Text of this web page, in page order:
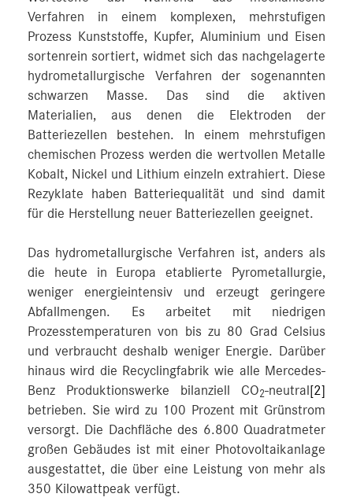
Verfahren in einem komplexen, mehrstufigen
Prozess Kunststoffe, Kupfer, Aluminium und Eisen
sortenrein sortiert, widmet sich das nachgelagerte
hydrometallurgische Verfahren der sogenannten
schwarzen Masse. Das sind die aktiven
Materialien, aus denen die Elektroden der
Batteriezellen bestehen. In einem mehrstufigen
chemischen Prozess werden die wertvollen Metalle
Kobalt, Nickel und Lithium einzeln extrahiert. Diese
Rezyklate haben Batteriequalität und sind damit
für die Herstellung neuer Batteriezellen geeignet.
Das hydrometallurgische Verfahren ist, anders als
die heute in Europa etablierte Pyrometallurgie,
weniger energieintensiv und erzeugt geringere
Abfallmengen. Es arbeitet mit niedrigen
Prozesstemperaturen von bis zu 80 Grad Celsius
und verbraucht deshalb weniger Energie. Darüber
hinaus wird die Recyclingfabrik wie alle Mercedes-
Benz Produktionswerke bilanziell CO2-neutral [2]
betrieben. Sie wird zu 100 Prozent mit Grünstrom
versorgt. Die Dachfläche des 6.800 Quadratmeter
großen Gebäudes ist mit einer Photovoltaikanlage
ausgestattet, die über eine Leistung von mehr als
350 Kilowattpeak verfügt.